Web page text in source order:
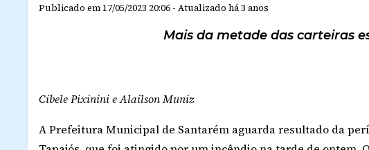
Publicado em 17/05/2023 20:06 - Atualizado há 3 anos
Mais da metade das carteiras
Cibele Pixinini e Alailson Muniz
A Prefeitura Municipal de Santarém aguarda resultado da